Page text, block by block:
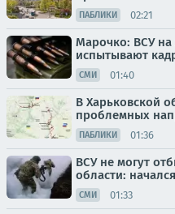
ПАБЛИКИ 02:21
Марочко: ВСУ на
испытывают
СМИ 01:40
В Харьковской
проблемных
ПАБЛИКИ 01:36
ВСУ не могут
области:
СМИ 01:33